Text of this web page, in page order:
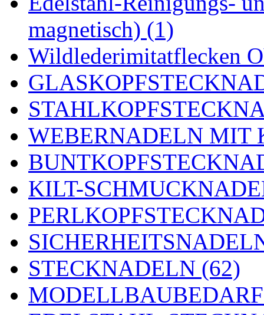
magnetisch) (1)
Wildlederimitatflecken
WEBERNADELN MIT
KILT-
STECKNADELN (62)